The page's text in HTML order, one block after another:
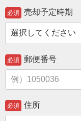
必須 売却予定時期
必須 郵便番号
必須 住所